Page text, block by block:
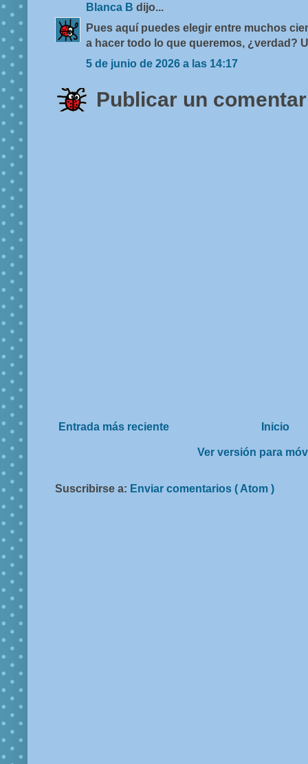
Blanca B dijo...
Pues aquí puedes elegir entre muchos
a hacer todo lo que queremos, ¿verdad?
5 de junio de 2026 a las 14:17
Publicar un
Entrada más reciente Inicio
Ver versión para
Suscribirse a: Enviar comentarios ( Atom )